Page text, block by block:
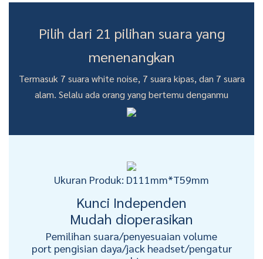
Pilih dari 21 pilihan suara yang
menenangkan
Termasuk 7 suara white noise, 7 suara kipas, dan 7 suara
alam. Selalu ada orang yang bertemu denganmu
Ukuran Produk: D111mm*T59mm
Kunci Independen
Mudah dioperasikan
Pemilihan suara/penyesuaian volume
port pengisian daya/jack headset/pengatur